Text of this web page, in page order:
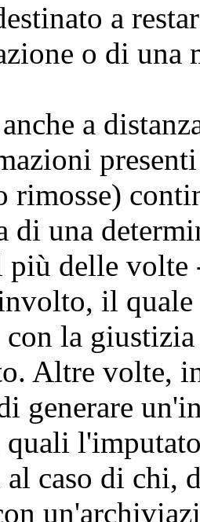
a
o di una
a
rimosse)
di una
delle volte
il
la giustizia
Altre volte,
generare
caso di chi,